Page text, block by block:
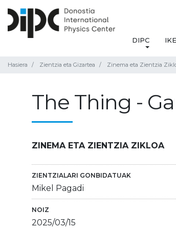
DIPC
Hasiera Zientzia eta Gizartea Zinema eta Zientzia
The Thing -
ZINEMA ETA ZIENTZIA ZIKLOA
ZIENTZIALARI GONBIDATUAK
Mikel Pagadi
NOIZ
2025/03/15